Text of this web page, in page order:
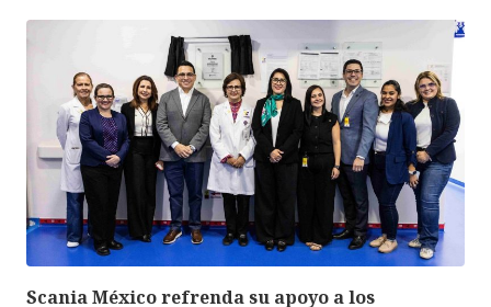
Scania México refrenda su apoyo a los